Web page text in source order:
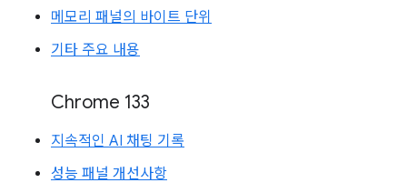
메모리 패널의 바이트 단위
기타 주요 내용
Chrome 133
지속적인 AI 채팅 기록
성능 패널 개선사항